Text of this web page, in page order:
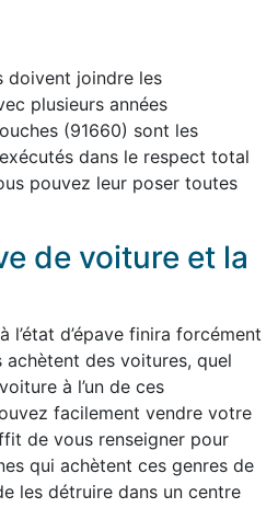
doivent joindre les
plusieurs années
(91660) sont les
dans le respect total
pouvez leur poser toutes
de voiture et la
d’épave finira forcément
des voitures, quel
à l’un de ces
facilement vendre votre
de vous renseigner pour
qui achètent ces genres de
les détruire dans un centre